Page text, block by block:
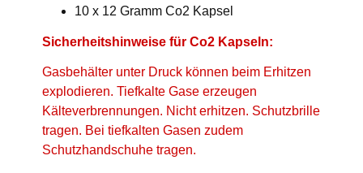
10 x 12 Gramm Co2 Kapsel
Sicherheitshinweise für Co2 Kapseln:
Gasbehälter unter Druck können beim Erhitzen
explodieren. Tiefkalte Gase erzeugen
Kälteverbrennungen. Nicht erhitzen. Schutzbrille
tragen. Bei tiefkalten Gasen zudem
Schutzhandschuhe tragen.